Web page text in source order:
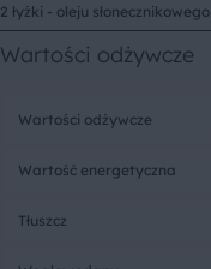
2 łyżki - oleju słonecznikowego
Wartości odżywcze
Wartości odżywcze
Wartość energetyczna
Tłuszcz